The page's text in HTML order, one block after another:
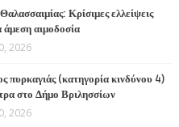
Κρίσιμες ελλείψεις
αιμοδοσία
2026
πυρκαγιάς (κατηγορία κινδύνου 4)
στο Δήμο Βριλησσίων
2026